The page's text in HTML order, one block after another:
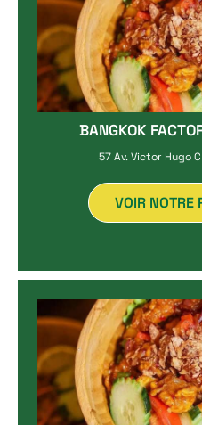
BANGKOK
57 Av. Victor Hugo
VOIR NOTRE